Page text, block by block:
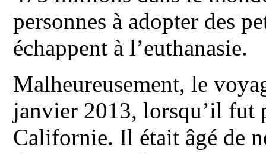
personnes à adopter des
échappent à l’euthanasie.
Malheureusement, le
janvier 2013, lorsqu’il fut
Californie. Il était âgé de